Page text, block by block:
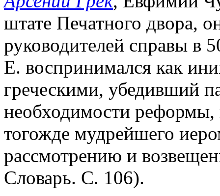
штате Печатного двора,
руководителей справы в
Е. воспринимался как
греческими, убедивший
необходимости реформы,
тогожде мудрейшего
рассмотрению и
Словарь. С. 106).